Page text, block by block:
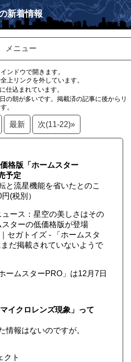
新着情報
メニュー
ンドウで開きます。
上リンクを外しています。
仕込まれています。
の朝が多いです。掲載済の記事に後からリ
。
最新 次(11-22)»
格版「ホームスター
予定
と流星機能を省いたとのこ
(税別）
ュース：星空の美しさはその
スターの低価格版が登場
セガトイズ - 「ホームスタ
だ掲載されていないようで
ームスターPRO」は12月7日
イクロレンズ現象」って
情報はないのですが。
クト